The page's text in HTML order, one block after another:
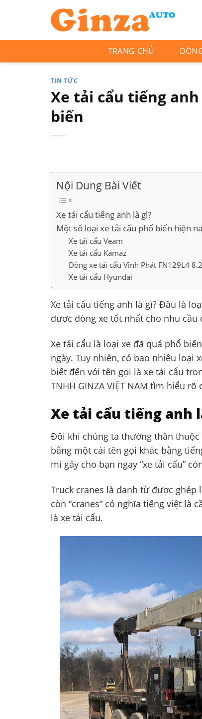
TRANG CHỦ
TIN TỨC
Xe tải cẩu tiếng
biến
Nội Dung Bài Viết
Xe tải cẩu tiếng anh là gì?
Một số loại xe tải cẩu phổ biến hiện
Xe tải cẩu Veam
Xe tải cẩu Kamaz
Dòng xe tải cẩu Vĩnh Phát FN129L4
Xe tải cẩu Hyundai
Xe tải cẩu tiếng anh là gì? Đâu là
được dòng xe tốt nhất cho nhu cầu
Xe tải cẩu là loại xe đã quá phổ
ngày. Tuy nhiên, có bao nhiêu loại
biết đến với tên gọi là xe tải cẩu
TNHH GINZA VIỆT NAM tìm hiểu
Xe tải cẩu tiếng anh
Đôi khi chúng ta thường thân
bằng một cái tên gọi khác bằng
mí gây cho bạn ngay “xe tải cẩu”
Truck cranes là danh từ được ghép
còn “cranes” có nghĩa tiếng việt là
là xe tải cẩu.